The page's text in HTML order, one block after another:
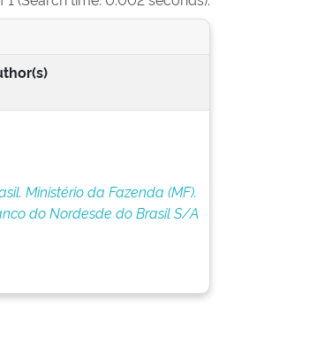
Ministério da Fazenda (MF).
do Nordesde do Brasil S/A